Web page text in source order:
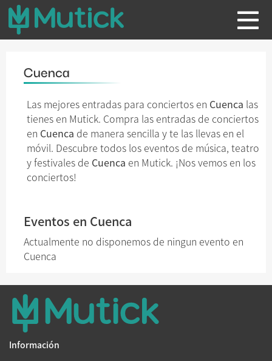
Cuenca
Las mejores entradas para conciertos en Cuenca las
tienes en Mutick. Compra las entradas de conciertos
en Cuenca de manera sencilla y te las llevas en el
móvil. Descubre todos los eventos de música, teatro
y festivales de Cuenca en Mutick. ¡Nos vemos en los
conciertos!
Eventos en Cuenca
Actualmente no disponemos de ningun evento en
Cuenca
Información